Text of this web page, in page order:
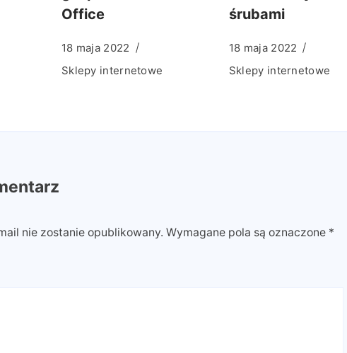
Office
18 maja 2022
Sklepy internetowe
śrubami
18 maja 2022
Sklepy internetowe
nie zostanie opublikowany. Wymagane pola są oznaczone *